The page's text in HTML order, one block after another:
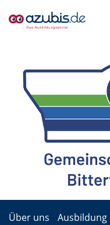
Über uns Ausbildung